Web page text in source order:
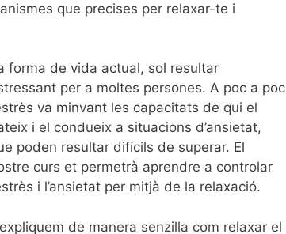
que precises per relaxar-te i
forma de vida actual, sol resultar
per a moltes persones. A poc a poc
va minvant les capacitats de qui el
i el condueix a situacions d’ansietat,
poden resultar difícils de superar. El
curs et permetrà aprendre a controlar
i l’ansietat per mitjà de la relaxació.
de manera senzilla com relaxar el